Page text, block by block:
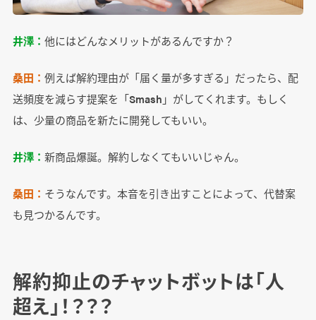
井澤： 他にはどんなメリットがあるんですか？
桑田： 例えば解約理由が「届く量が多すぎる」だったら、配
送頻度を減らす提案を「Smash」がしてくれます。もしく
は、少量の商品を新たに開発してもいい。
井澤： 新商品爆誕。解約しなくてもいいじゃん。
桑田： そうなんです。本音を引き出すことによって、代替案
も見つかるんです。
解約抑止のチャットボットは「人
超え」！？？？